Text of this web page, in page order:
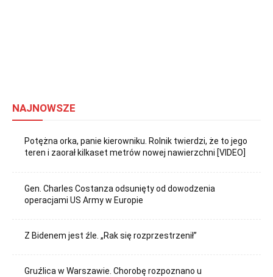
NAJNOWSZE
Potężna orka, panie kierowniku. Rolnik twierdzi, że to jego
teren i zaorał kilkaset metrów nowej nawierzchni [VIDEO]
Gen. Charles Costanza odsunięty od dowodzenia
operacjami US Army w Europie
Z Bidenem jest źle. „Rak się rozprzestrzenił”
Gruźlica w Warszawie. Chorobę rozpoznano u